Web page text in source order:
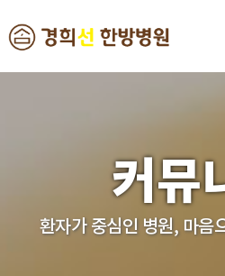
커뮤
환자가 중심인 병원, 마음